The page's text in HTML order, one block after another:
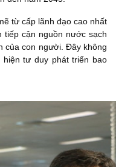
từ cấp lãnh đạo cao nhất
tiếp cận nguồn nước sạch
của con người. Đây không
tư duy phát triển bao